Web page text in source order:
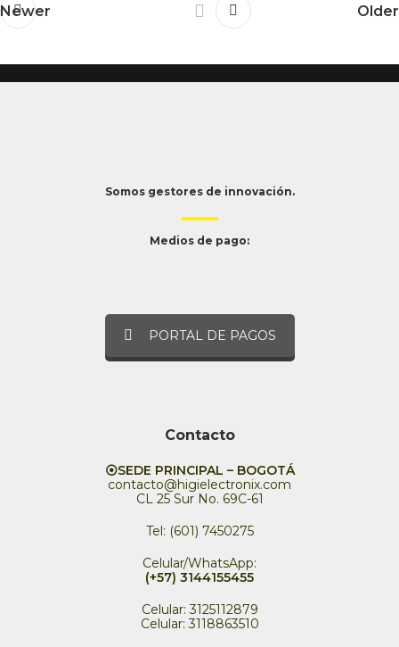
Newer Older
Somos gestores de innovación.
Medios de pago:
PORTAL DE PAGOS
Contacto
⦿SEDE PRINCIPAL – BOGOTÁ
contacto@higielectronix.com
CL 25 Sur No. 69C-61
Tel: (601) 7450275
Celular/WhatsApp:
(+57) 3144155455
Celular: 3125112879
Celular: 3118863510